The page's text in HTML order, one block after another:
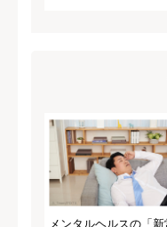
メンタルヘルスの「新